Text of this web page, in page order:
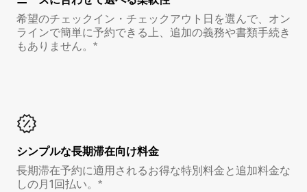
希望のチェックイン・チェックアウト日を選んで、オン
ラインで簡単に予約できる上、追加の義務や書類手続き
もありません。*
シンプルな長期滞在向け料金
長期滞在予約に適用されるお得な特別料金と追加料金な
しの月1回払い。*